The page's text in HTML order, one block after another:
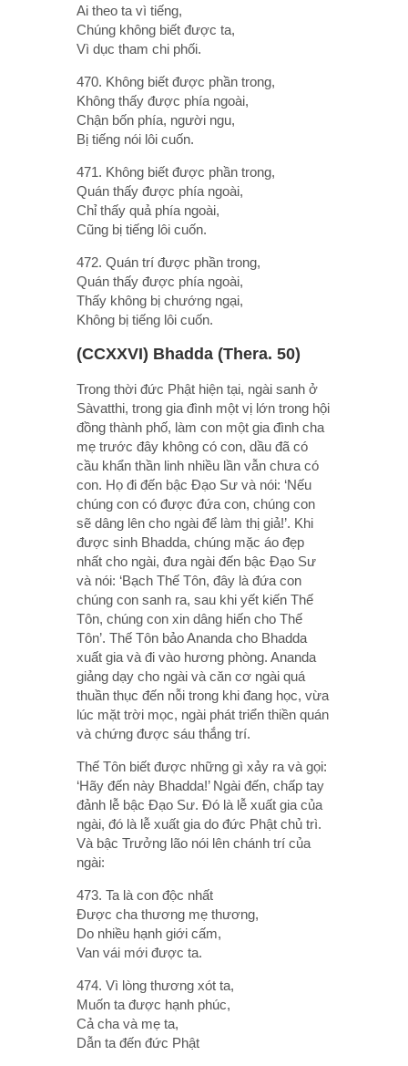
Ai theo ta vì tiếng,
Chúng không biết được ta,
Vì dục tham chi phối.
470. Không biết được phần trong,
Không thấy được phía ngoài,
Chận bốn phía, người ngu,
Bị tiếng nói lôi cuốn.
471. Không biết được phần trong,
Quán thấy được phía ngoài,
Chỉ thấy quả phía ngoài,
Cũng bị tiếng lôi cuốn.
472. Quán trí được phần trong,
Quán thấy được phía ngoài,
Thấy không bị chướng ngại,
Không bị tiếng lôi cuốn.
(CCXXVI) Bhadda (Thera. 50)
Trong thời đức Phật hiện tại, ngài sanh ở
Sàvatthi, trong gia đình một vị lớn trong hội
đồng thành phố, làm con một gia đình cha
mẹ trước đây không có con, dầu đã có
cầu khẩn thần linh nhiều lần vẫn chưa có
con. Họ đi đến bậc Ðạo Sư và nói: ‘Nếu
chúng con có được đứa con, chúng con
sẽ dâng lên cho ngài để làm thị giả!’. Khi
được sinh Bhadda, chúng mặc áo đẹp
nhất cho ngài, đưa ngài đến bậc Ðạo Sư
và nói: ‘Bạch Thế Tôn, đây là đứa con
chúng con sanh ra, sau khi yết kiến Thế
Tôn, chúng con xin dâng hiến cho Thế
Tôn’. Thế Tôn bảo Ananda cho Bhadda
xuất gia và đi vào hương phòng. Ananda
giảng dạy cho ngài và căn cơ ngài quá
thuần thục đến nỗi trong khi đang học, vừa
lúc mặt trời mọc, ngài phát triển thiền quán
và chứng được sáu thắng trí.
Thế Tôn biết được những gì xảy ra và gọi:
‘Hãy đến này Bhadda!’ Ngài đến, chấp tay
đảnh lễ bậc Ðạo Sư. Ðó là lễ xuất gia của
ngài, đó là lễ xuất gia do đức Phật chủ trì.
Và bậc Trưởng lão nói lên chánh trí của
ngài:
473. Ta là con độc nhất
Ðược cha thương mẹ thương,
Do nhiều hạnh giới cấm,
Van vái mới được ta.
474. Vì lòng thương xót ta,
Muốn ta được hạnh phúc,
Cả cha và mẹ ta,
Dẫn ta đến đức Phật